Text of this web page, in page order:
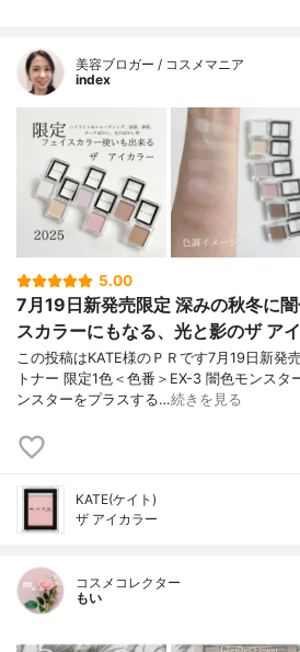
美容ブロガー / コスメマニア
index
5.00
7月19日新発売限定 深みの秋冬に
スカラーにもなる、光と影のザ ア
この投稿はKATE様のＰＲです7月19日新発
トナー 限定1色＜色番＞EX-3 闇色モンスタ
ンスターをプラスする…続きを見る
KATE(ケイト)
ザ アイカラー
コスメコレクター
もい